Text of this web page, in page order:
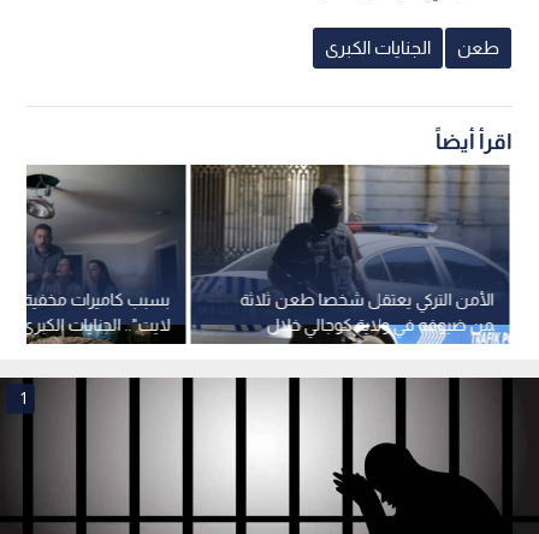
طعن الجنايات الكبرى
اقرأ أيضاً
بسبب كاميرات مخفية
لايت".. الجنايات
مالك شاليه في دير علا
الأمن التركي يعتقل شخصا طعن ثلاثة
من ضيوفه في ولاية كوجالي خلال
العيد
1